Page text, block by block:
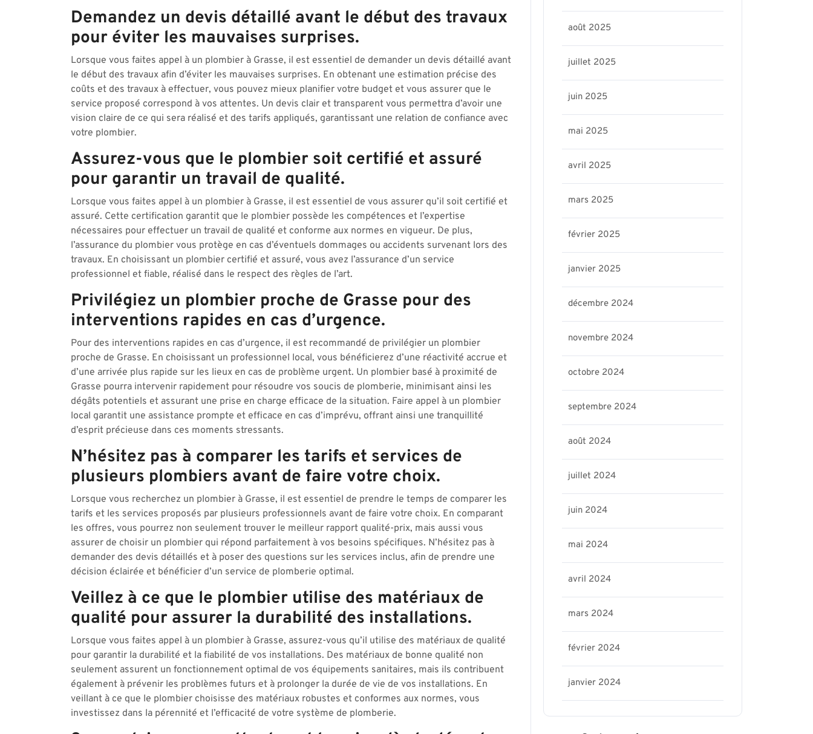
Demandez un devis détaillé avant le début des travaux
pour éviter les mauvaises surprises.
Lorsque vous faites appel à un plombier à Grasse, il est essentiel de demander un devis détaillé avant
le début des travaux afin d’éviter les mauvaises surprises. En obtenant une estimation précise des
coûts et des travaux à effectuer, vous pouvez mieux planifier votre budget et vous assurer que le
service proposé correspond à vos attentes. Un devis clair et transparent vous permettra d’avoir une
vision claire de ce qui sera réalisé et des tarifs appliqués, garantissant une relation de confiance avec
votre plombier.
Assurez-vous que le plombier soit certifié et assuré
pour garantir un travail de qualité.
Lorsque vous faites appel à un plombier à Grasse, il est essentiel de vous assurer qu’il soit certifié et
assuré. Cette certification garantit que le plombier possède les compétences et l’expertise
nécessaires pour effectuer un travail de qualité et conforme aux normes en vigueur. De plus,
l’assurance du plombier vous protège en cas d’éventuels dommages ou accidents survenant lors des
travaux. En choisissant un plombier certifié et assuré, vous avez l’assurance d’un service
professionnel et fiable, réalisé dans le respect des règles de l’art.
Privilégiez un plombier proche de Grasse pour des
interventions rapides en cas d’urgence.
Pour des interventions rapides en cas d’urgence, il est recommandé de privilégier un plombier
proche de Grasse. En choisissant un professionnel local, vous bénéficierez d’une réactivité accrue et
d’une arrivée plus rapide sur les lieux en cas de problème urgent. Un plombier basé à proximité de
Grasse pourra intervenir rapidement pour résoudre vos soucis de plomberie, minimisant ainsi les
dégâts potentiels et assurant une prise en charge efficace de la situation. Faire appel à un plombier
local garantit une assistance prompte et efficace en cas d’imprévu, offrant ainsi une tranquillité
d’esprit précieuse dans ces moments stressants.
N’hésitez pas à comparer les tarifs et services de
plusieurs plombiers avant de faire votre choix.
Lorsque vous recherchez un plombier à Grasse, il est essentiel de prendre le temps de comparer les
tarifs et les services proposés par plusieurs professionnels avant de faire votre choix. En comparant
les offres, vous pourrez non seulement trouver le meilleur rapport qualité-prix, mais aussi vous
assurer de choisir un plombier qui répond parfaitement à vos besoins spécifiques. N’hésitez pas à
demander des devis détaillés et à poser des questions sur les services inclus, afin de prendre une
décision éclairée et bénéficier d’un service de plomberie optimal.
Veillez à ce que le plombier utilise des matériaux de
qualité pour assurer la durabilité des installations.
Lorsque vous faites appel à un plombier à Grasse, assurez-vous qu’il utilise des matériaux de qualité
pour garantir la durabilité et la fiabilité de vos installations. Des matériaux de bonne qualité non
seulement assurent un fonctionnement optimal de vos équipements sanitaires, mais ils contribuent
également à prévenir les problèmes futurs et à prolonger la durée de vie de vos installations. En
veillant à ce que le plombier choisisse des matériaux robustes et conformes aux normes, vous
investissez dans la pérennité et l’efficacité de votre système de plomberie.
août 2025
juillet 2025
juin 2025
mai 2025
avril 2025
mars 2025
février 2025
janvier 2025
décembre 2024
novembre 2024
octobre 2024
septembre 2024
août 2024
juillet 2024
juin 2024
mai 2024
avril 2024
mars 2024
février 2024
janvier 2024